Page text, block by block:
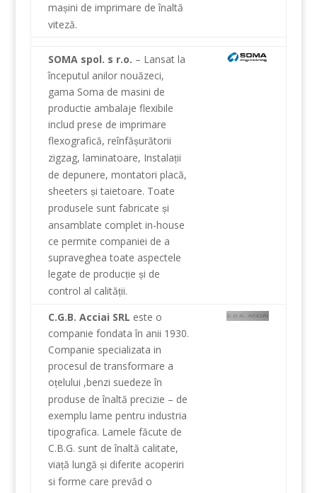
mașini de imprimare de înaltă
viteză.
SOMA spol. s r.o. – Lansat la
începutul anilor nouăzeci,
gama Soma de masini de
productie ambalaje flexibile
includ prese de imprimare
flexografică, reînfășurătorii
zigzag, laminatoare, Instalații
de depunere, montatori placă,
sheeters și taietoare. Toate
produsele sunt fabricate și
ansamblate complet in-house
ce permite companiei de a
supraveghea toate aspectele
legate de producție și de
control al calității.
C.G.B. Acciai SRL este o
companie fondata în anii 1930.
Companie specializata in
procesul de transformare a
oțelului ,benzi suedezeîn
produse de înaltă precizie – de
exemplu lame pentru industria
tipografica. Lamele făcute de
C.B.G. sunt de înaltă calitate,
viață lungă și diferite acoperiri
si forme care prevăd o